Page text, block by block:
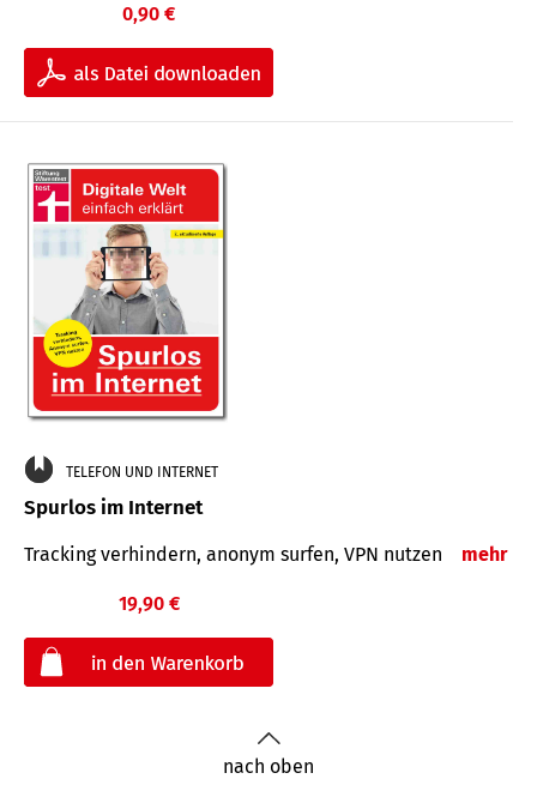
0,90 €
TELEFON UND INTERNET
Spurlos im Internet
Tracking verhindern, anonym surfen, VPN nutzen mehr
19,90 €
nach oben